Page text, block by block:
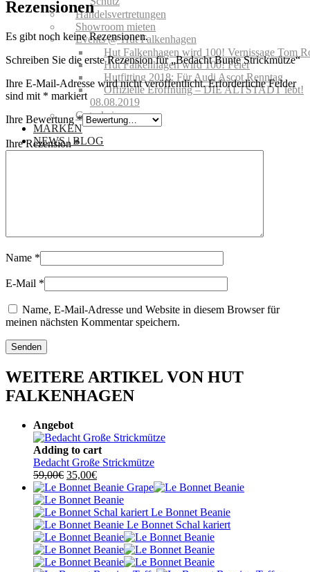
Handelsvertretungen
Showroom mieten
Events @ Hut Falkenhagen
Hut Falkenhagen wird 100! Vernissage Tom
Hut Falkenhagen wird 100! Feier
Hutfitting 2018: Für Audi Ascot Renntag
Offizielle Eröffnung – DIE ALTSTADT lebt!
08.08.2019
Gutscheine
MARKEN
NEWS | BLOG
Rezensionen
Es gibt noch keine Rezensionen.
Schreiben Sie die erste Rezension für „Bedacht Bunte Strickmütze“
Ihre E-Mail-Adresse wird nicht veröffentlicht. Erforderliche Felder
sind mit * markiert
Ihre Bewertung*
Ihre Rezension*
Name *
E-Mail *
Name, E-Mail-Adresse und Website in diesem Browser für
meinen nächsten Kommentar speichern.
WEITERE ARTIKEL VON HUT
FALKENHAGEN
Angebot
Adding to cart
Bedacht Große Strickmütze
59,00€ Ursprünglicher
Preis
war:
59,00€
35,00€Aktueller
Preis
ist:
35,00€.